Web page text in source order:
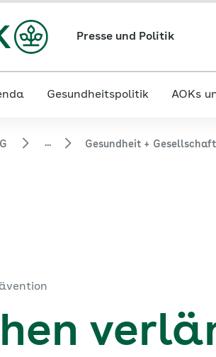
Presse und Politik
Gesundheitspolitik AOKs
... Gesundheit +